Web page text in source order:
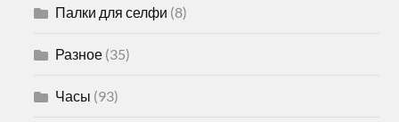
Палки для селфи (8)
Разное (35)
Часы (93)